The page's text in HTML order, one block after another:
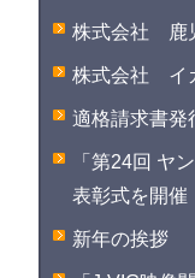
株式会社 鹿
株式会社 イ
適格請求書発
「第24回 ヤ
表彰式を開催
新年の挨拶